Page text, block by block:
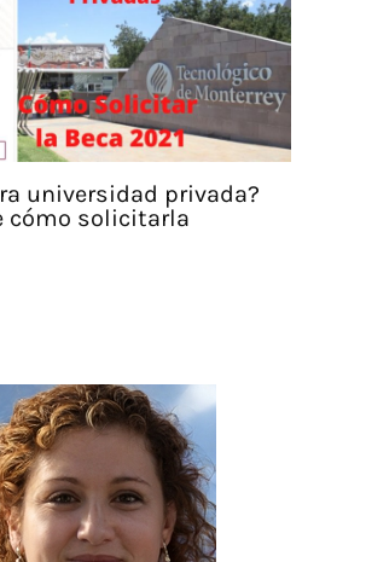
universidad privada?
cómo solicitarla